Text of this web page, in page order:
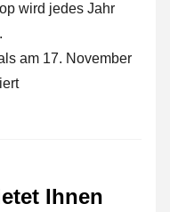
wird jedes Jahr
am 17. November
Ihnen